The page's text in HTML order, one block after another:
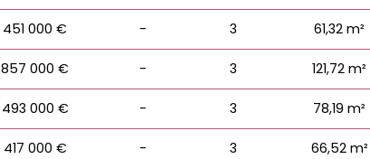
451 000 € - 3 61,32 m²
857 000 € - 3 121,72 m²
493 000 € - 3 78,19 m²
417 000 € - 3 66,52 m²